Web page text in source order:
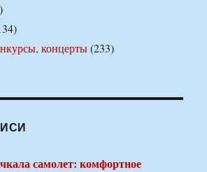
концерты(233)
самолет: комфортное